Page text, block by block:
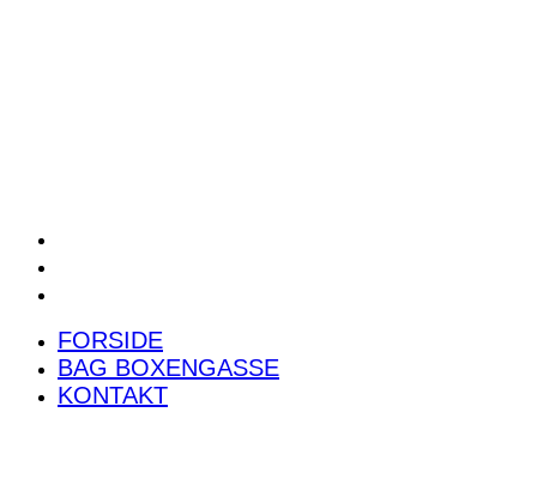
FORSIDE
BAG BOXENGASSE
KONTAKT